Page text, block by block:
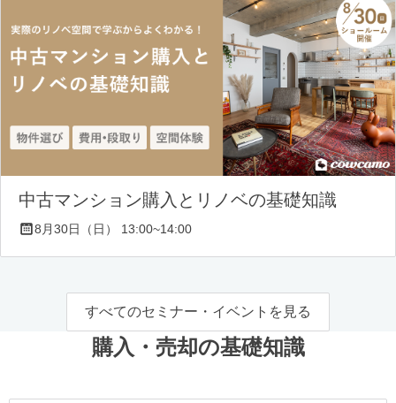
中古マンション購入とリノベの基礎知識
8月30日（日） 13:00~14:00
すべてのセミナー・イベントを見る
購入・売却の基礎知識